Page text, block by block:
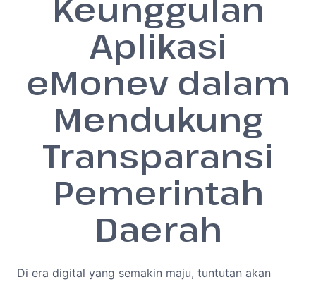
Aplikasi
eMonev dalam
Mendukung
Transparansi
Pemerintah
Daerah
Di era digital yang semakin maju, tuntutan akan